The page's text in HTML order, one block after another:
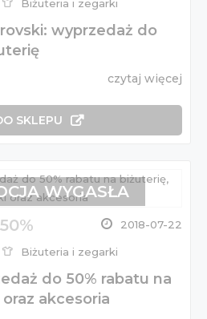
Biżuteria i zegarki
wyprzedaż do
czytaj więcej
SKLEPU
2018-07-22
Biżuteria i zegarki
do 50% rabatu na
akcesoria
WYGASŁA